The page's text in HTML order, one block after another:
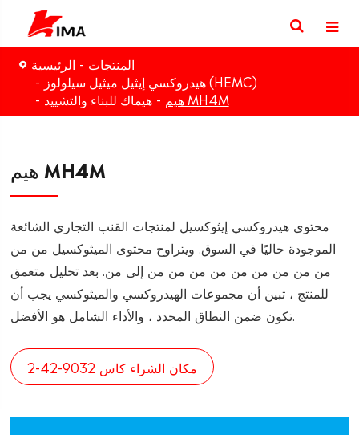
الرئيسية
المنتجات
هيدروكسي إيثيل ميثيل سيلولوز (HEMC)
هيماك للبناء والتشييد
هيم MH4M
هيم MH4M
محتوى هيدروكسي إيثوكسيل لمنتجات القنب التجاري الشائعة
الموجودة حاليًا في السوق. ويتراوح محتوى الميثوكسيل من من
من من من من من من من من من إلى من. بعد تحليل متعمق
للمنتج ، تبين أن مجموعات الهيدروكسي والميثوكسي يجب أن
تكون ضمن النطاق المحدد ، والأداء الشامل هو الأفضل.
مكان الشراء كاس 9032-42-2